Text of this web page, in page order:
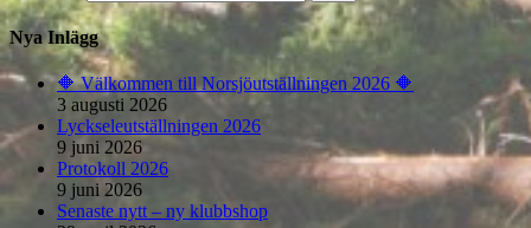
Nya Inlägg
🔶️ Välkommen till Norsjöutställningen 2026 🔶️
3 augusti 2026
Lyckseleutställningen 2026
9 juni 2026
Protokoll 2026
9 juni 2026
Senaste nytt – ny klubbshop